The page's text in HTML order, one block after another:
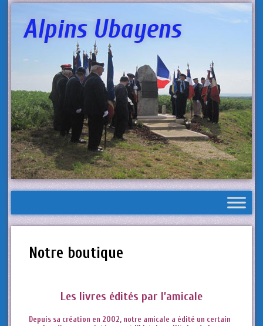
Alpins Ubayens
Notre boutique
Les livres édités par l’amicale
Depuis sa création en 2002, notre amicale a édité un certain